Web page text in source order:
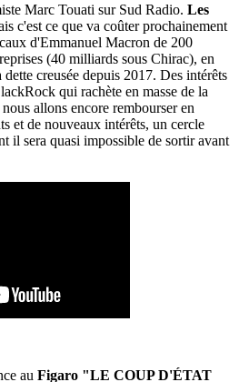
Marc Touati sur Sud Radio. Les
c'est ce que va coûter prochainement
d'Emmanuel Macron de 200
(40 milliards sous Chirac), en
creusée depuis 2017. Des intérêts
qui rachète en masse de la
allons encore rembourser en
et de nouveaux intérêts, un cercle
il sera quasi impossible de sortir avant
au Figaro "LE COUP D'ÉTAT